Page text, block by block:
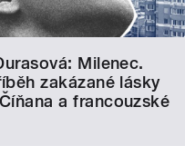
Milenec.
zakázané lásky
a francouzské